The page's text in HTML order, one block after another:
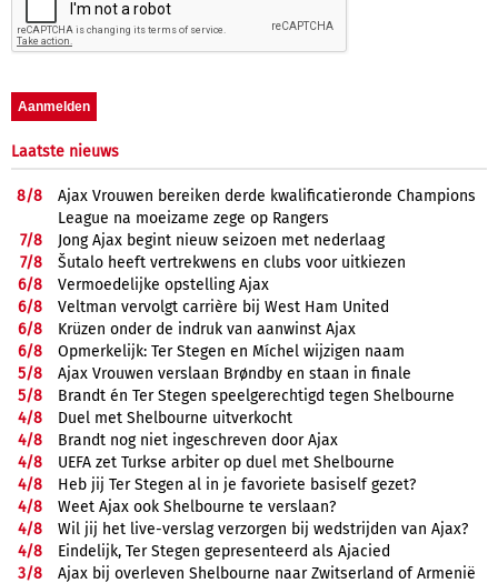
Laatste nieuws
8/8
Ajax Vrouwen bereiken derde kwalificatieronde Champions
League na moeizame zege op Rangers
7/8
Jong Ajax begint nieuw seizoen met nederlaag
7/8
Šutalo heeft vertrekwens en clubs voor uitkiezen
6/8
Vermoedelijke opstelling Ajax
6/8
Veltman vervolgt carrière bij West Ham United
6/8
Krüzen onder de indruk van aanwinst Ajax
6/8
Opmerkelijk: Ter Stegen en Míchel wijzigen naam
5/8
Ajax Vrouwen verslaan Brøndby en staan in finale
5/8
Brandt én Ter Stegen speelgerechtigd tegen Shelbourne
4/8
Duel met Shelbourne uitverkocht
4/8
Brandt nog niet ingeschreven door Ajax
4/8
UEFA zet Turkse arbiter op duel met Shelbourne
4/8
Heb jij Ter Stegen al in je favoriete basiself gezet?
4/8
Weet Ajax ook Shelbourne te verslaan?
4/8
Wil jij het live-verslag verzorgen bij wedstrijden van Ajax?
4/8
Eindelijk, Ter Stegen gepresenteerd als Ajacied
3/8
Ajax bij overleven Shelbourne naar Zwitserland of Armenië